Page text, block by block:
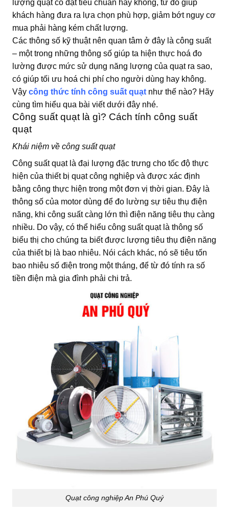
lượng quạt có đạt tiêu chuẩn hay không, từ đó giúp
khách hàng đưa ra lựa chọn phù hợp, giảm bớt nguy cơ
mua phải hàng kém chất lượng.
Các thông số kỹ thuật nên quan tâm ở đây là công suất
– một trong những thông số giúp ta hiện thực hoá đo
lường được mức sử dụng năng lượng của quạt ra sao,
có giúp tối ưu hoá chi phí cho người dùng hay không.
Vậy công thức tính công suất quạt như thế nào? Hãy
cùng tìm hiểu qua bài viết dưới đây nhé.
Công suất quạt là gì? Cách tính công suất
quạt
Khái niệm về công suất quạt
Công suất quạt là đại lượng đặc trưng cho tốc độ thực
hiện của thiết bị quạt công nghiệp và được xác định
bằng công thực hiện trong một đơn vị thời gian. Đây là
thông số của motor dùng để đo lường sự tiêu thụ điện
năng, khi công suất càng lớn thì điện năng tiêu thụ càng
nhiều. Do vậy, có thể hiểu công suất quạt là thông số
biểu thị cho chúng ta biết được lượng tiêu thụ điện năng
của thiết bị là bao nhiêu. Nói cách khác, nó sẽ tiêu tốn
bao nhiêu số điện trong một tháng, để từ đó tính ra số
tiền điện mà gia đình phải chi trả.
Quạt công nghiệp An Phú Quý